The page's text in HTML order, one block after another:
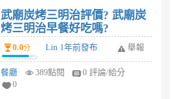
武廟炭烤三明治評價? 武廟炭
烤三明治早餐好吃嗎?
0.0分 Lin 1年前發布 舉報
餐廳 389點閱
0 評論/給分
0